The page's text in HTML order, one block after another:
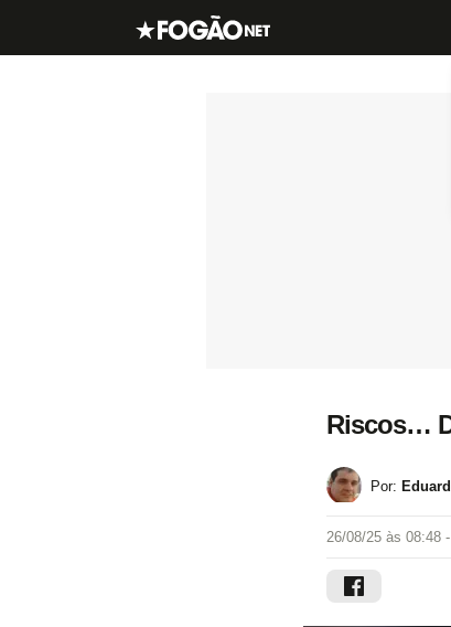
Riscos…
Por:
26/08/25 às 08:48